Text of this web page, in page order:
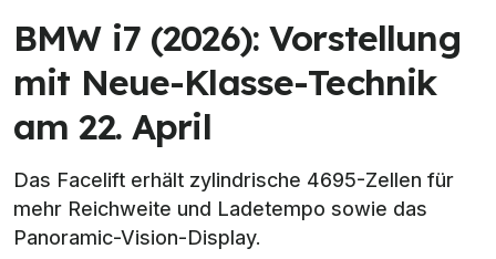
BMW i7 (2026): Vorstellung
mit Neue-Klasse-Technik
am 22. April
Das Facelift erhält zylindrische 4695-Zellen für
mehr Reichweite und Ladetempo sowie das
Panoramic-Vision-Display.